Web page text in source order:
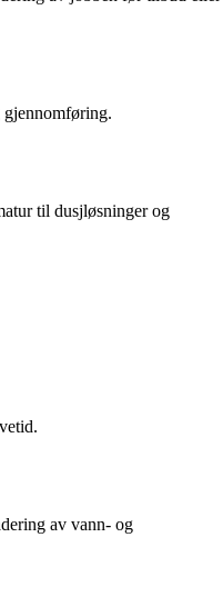
til dusjløsninger og
av vann- og